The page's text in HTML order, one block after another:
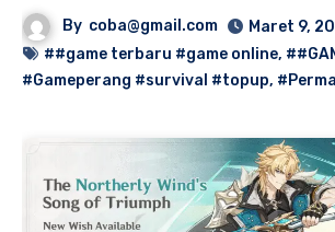
By coba@gmail.com
Maret 9,
##game terbaru #game online,
#Gameperang #survival #topup,